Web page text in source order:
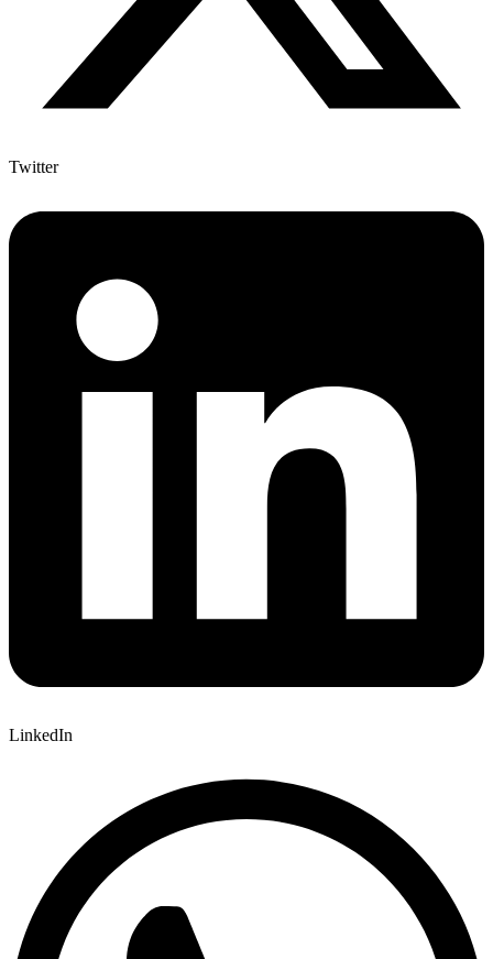
Twitter
LinkedIn